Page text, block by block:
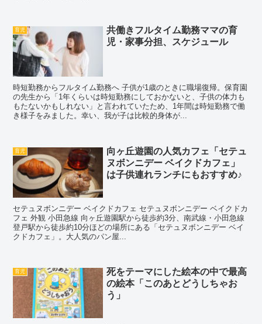
育児
共働きフルタイム勤務ママの育
児・家事分担、スケジュール
時短勤務からフルタイム勤務へ 子供が1歳のときに職場復帰。保育園
の先生から「1年くらいは時短勤務にしておかないと、子供の体力も
もたないかもしれない」と言われていたため、1年間は時短勤務で働
き様子をみました。幸い、我が子は比較的身体が...
育児
向ヶ丘遊園の人気カフェ「セテュ
ヌボンニデー ベイクドカフェ」
は子供連れランチにもおすすめ♪
セテュヌボンニデー ベイクドカフェ セテュヌボンニデー ベイクドカ
フェ 外観 小田急線 向ヶ丘遊園駅から徒歩約3分、南武線・小田急線
登戸駅から徒歩約10分ほどの場所にある「セテュヌボンニデー ベイ
クドカフェ」。大人気のパン屋...
育児
死をテーマにした絵本の中で最高
の絵本「このあとどうしちゃお
う」